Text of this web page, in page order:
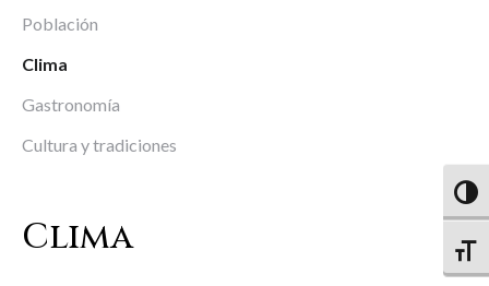
Población
Clima
Gastronomía
Cultura y tradiciones
Clima